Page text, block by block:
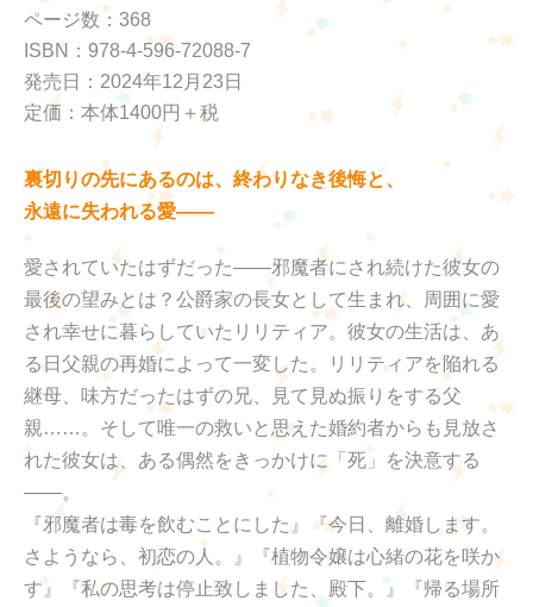
ページ数：368
ISBN：978-4-596-72088-7
発売日：2024年12月23日
定価：本体1400円＋税
裏切りの先にあるのは、終わりなき後悔と、
永遠に失われる愛――
愛されていたはずだった――邪魔者にされ続けた彼女の
最後の望みとは？公爵家の長女として生まれ、周囲に愛
され幸せに暮らしていたリリティア。彼女の生活は、あ
る日父親の再婚によって一変した。リリティアを陥れる
継母、味方だったはずの兄、見て見ぬ振りをする父
親……。そして唯一の救いと思えた婚約者からも見放さ
れた彼女は、ある偶然をきっかけに「死」を決意する
――。
『邪魔者は毒を飲むことにした』『今日、離婚します。
さようなら、初恋の人。』『植物令嬢は心緒の花を咲か
す』『私の思考は停止致しました、殿下。』『帰る場所